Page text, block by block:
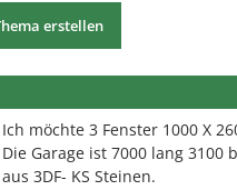
erstellen
Ich möchte 3 Fenster 1000 X
Die Garage ist 7000 lang 3100
aus 3DF- KS Steinen.